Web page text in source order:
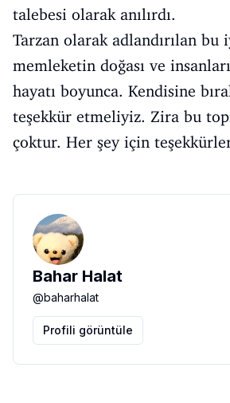
talebesi olarak anılırdı.
Tarzan olarak adlandırılan bu
memleketin doğası ve
hayatı boyunca. Kendisine
teşekkür etmeliyiz. Zira bu
çoktur. Her şey için
Bahar Halat
@baharhalat
Profili görüntüle